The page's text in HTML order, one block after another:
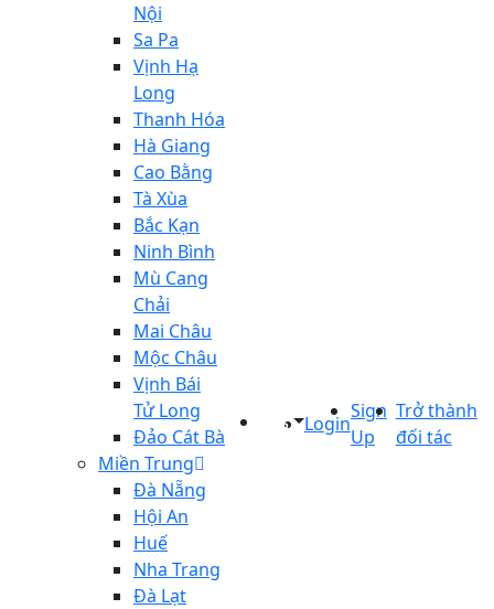
Nội
Sa Pa
Vịnh Hạ
Long
Thanh Hóa
Hà Giang
Cao Bằng
Tà Xùa
Bắc Kạn
Ninh Bình
Mù Cang
Chải
Mai Châu
Mộc Châu
Vịnh Bái
Tử Long
Đảo Cát Bà
Miền Trung
Đà Nẵng
Hội An
Huế
Nha Trang
Đà Lạt
Login
Sign
Up
Trở thành
đối tác